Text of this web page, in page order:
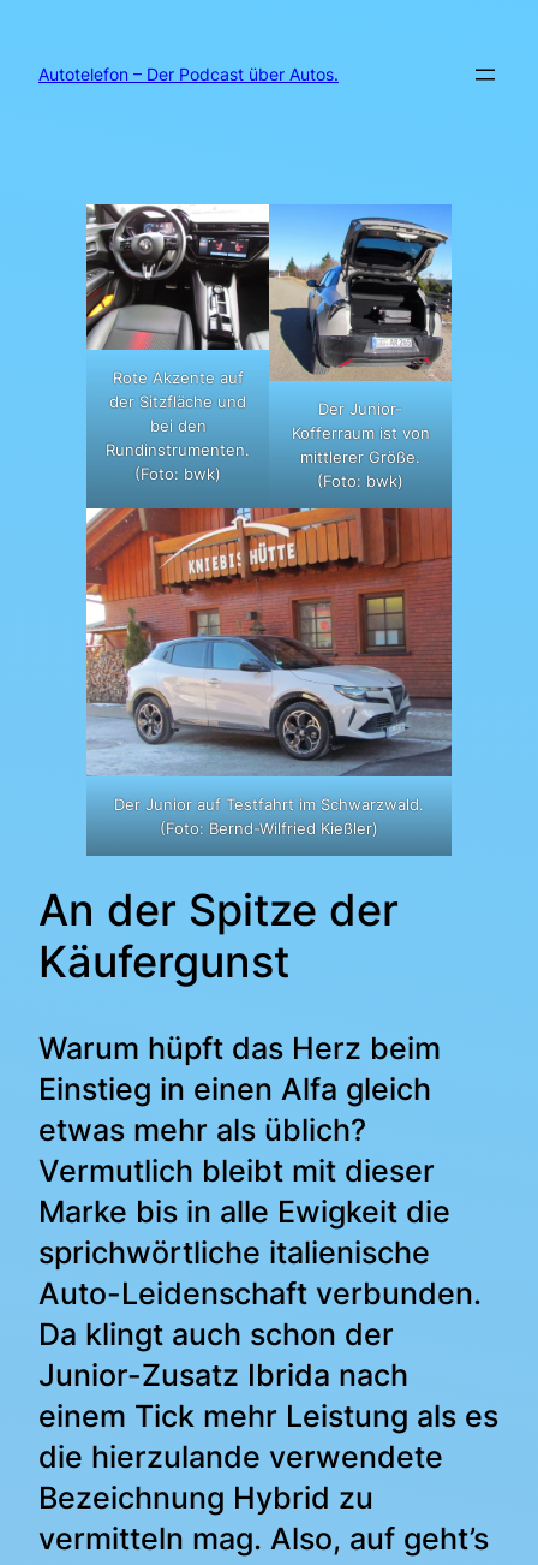
springen
Autotelefon – Der Podcast über Autos.
Rote Akzente auf
der Sitzfläche und
bei den
Rundinstrumenten.
(Foto: bwk)
Der Junior-
Kofferraum ist von
mittlerer Größe.
(Foto: bwk)
Der Junior auf Testfahrt im Schwarzwald.
(Foto: Bernd-Wilfried Kießler)
An der Spitze der
Käufergunst
Warum hüpft das Herz beim
Einstieg in einen Alfa gleich
etwas mehr als üblich?
Vermutlich bleibt mit dieser
Marke bis in alle Ewigkeit die
sprichwörtliche italienische
Auto-Leidenschaft verbunden.
Da klingt auch schon der
Junior-Zusatz Ibrida nach
einem Tick mehr Leistung als es
die hierzulande verwendete
Bezeichnung Hybrid zu
vermitteln mag. Also, auf geht’s